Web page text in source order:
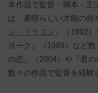
本作品で監督・脚本・主
は、素晴らしい才能の持
ン・ドラゴン 』（1992
ヨーク』（1989）など
の恋』（2004）や『君
数々の作品で監督を経験